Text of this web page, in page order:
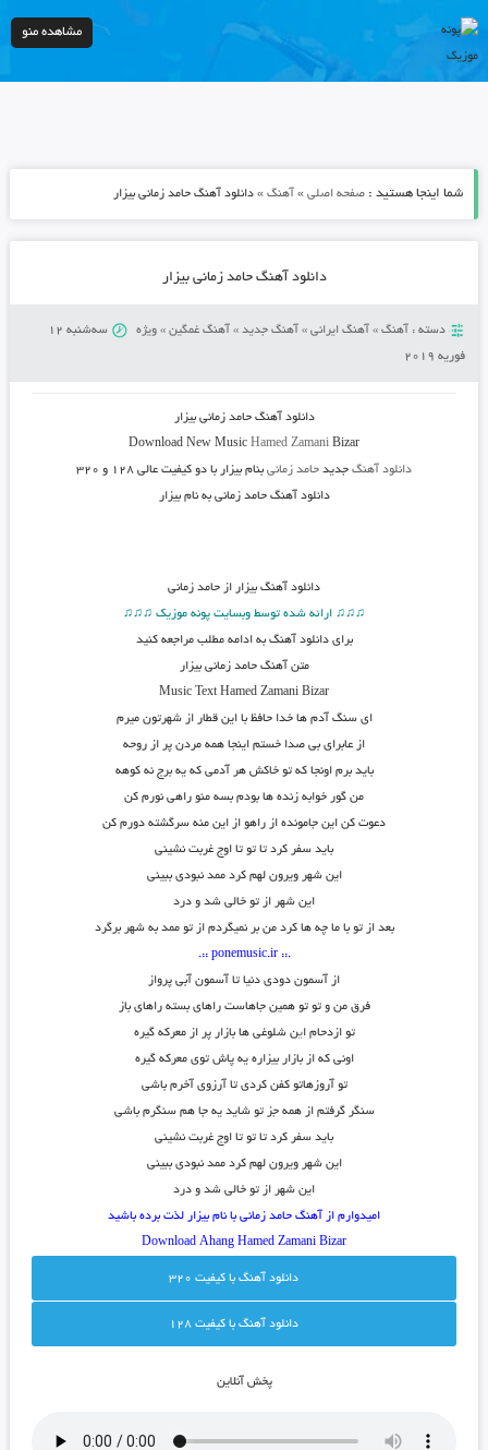
مشاهده منو
شما اینجا هستید : صفحه اصلی» آهنگ» دانلود آهنگ حامد زمانی بیزار
دانلود آهنگ حامد زمانی بیزار
دسته : آهنگ» آهنگ ایرانی» آهنگ جدید» آهنگ غمگین» ویژه
سه‌شنبه 12
فوریه 2019
دانلود آهنگ حامد زمانی بیزار
Download New Music Hamed Zamani Bizar
دانلود آهنگجدید حامد زمانیبنام بیزار با دو کیفیت عالی ۱۲۸ و ۳۲۰
دانلود آهنگ حامد زمانی به نام بیزار
دانلود آهنگبیزار از حامد زمانی
♫♫♫ ارائه شده توسط وبسایت پونه موزیک ♫♫♫
برای دانلود آهنگ به ادامه مطلب مراجعه کنید
متن آهنگ حامد زمانی بیزار
Music Text Hamed Zamani Bizar
ای سنگ آدم ها خدا حافظ با این قطار از شهرتون میرم
از عابرای بی صدا خستم اینجا همه مردن پر از روحه
باید برم اونجا که تو خاکش هر آدمی که یه برج نه کوهه
من گور خوابه زنده ها بودم بسه منو راهی نورم کن
دعوت کن این جامونده از راهو از این منه سرگشته دورم کن
باید سفر کرد تا تو تا اوج غربت نشینی
این شهر ویرون لهم کرد ممد نبودی ببینی
این شهر از تو خالی شد و درد
بعد از تو با ما چه ها کرد من بر نمیگردم از تو ممد به شهر برگرد
.:: ponemusic.ir ::.
از آسمون دودی دنیا تا آسمون آبی پرواز
فرق من و تو تو همین جاهاست راهای بسته راهای باز
تو ازدحام این شلوغی ها بازار پر از معرکه گیره
اونی که از بازار بیزاره یه پاش توی معرکه گیره
تو آروزهاتو کفن کردی تا آرزوی آخرم باشی
سنگر گرفتم از همه جز تو شاید یه جا هم سنگرم باشی
باید سفر کرد تا تو تا اوج غربت نشینی
این شهر ویرون لهم کرد ممد نبودی ببینی
این شهر از تو خالی شد و درد
امیدوارم از آهنگ حامد زمانی با نام بیزار لذت برده باشید
Download Ahang Hamed Zamani Bizar
دانلود آهنگ با کيفيت 320
دانلود آهنگ با کيفيت 128
پخش آنلاين